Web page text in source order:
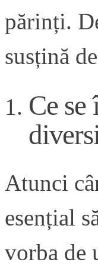
părinți.
susțină
Ce
Atunci
esențial
vorba de